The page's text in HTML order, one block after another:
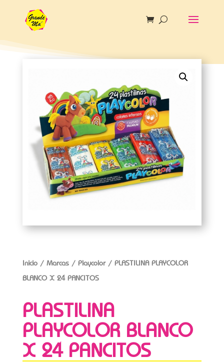
Inicio/ Marcas/ Playcolor/ PLASTILINA PLAYCOLOR
BLANCO X 24 PANCITOS
PLASTILINA
PLAYCOLOR BLANCO
X 24 PANCITOS